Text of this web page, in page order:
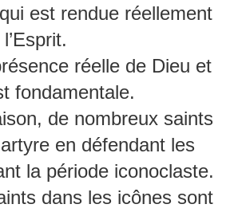
est rendue réellement
réelle de Dieu et
fondamentale.
de nombreux saints
en défendant les
la période iconoclaste.
dans les icônes sont